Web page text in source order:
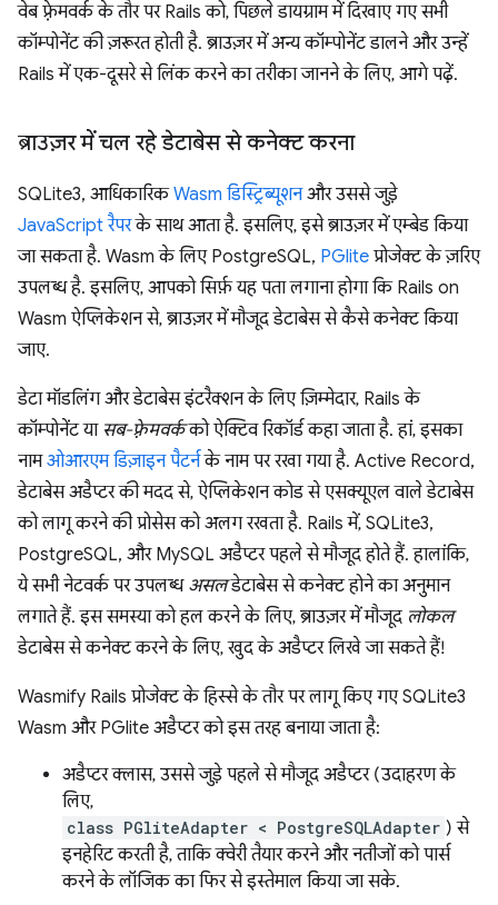
वेब फ़्रेमवर्क के तौर पर Rails को, पिछले डायग्राम में दिखाए गए सभी
कॉम्पोनेंट की ज़रूरत होती है. ब्राउज़र में अन्य कॉम्पोनेंट डालने और उन्हें
Rails में एक-दूसरे से लिंक करने का तरीका जानने के लिए, आगे पढ़ें.
ब्राउज़र में चल रहे डेटाबेस से कनेक्ट करना
SQLite3, आधिकारिकWasm डिस्ट्रिब्यूशनऔर उससे जुड़े
JavaScript रैपरके साथ आता है. इसलिए, इसे ब्राउज़र में एम्बेड किया
जा सकता है. Wasm के लिए PostgreSQL, PGlite प्रोजेक्ट के ज़रिए
उपलब्ध है. इसलिए, आपको सिर्फ़ यह पता लगाना होगा कि Rails on
Wasm ऐप्लिकेशन से, ब्राउज़र में मौजूद डेटाबेस से कैसे कनेक्ट किया
जाए.
डेटा मॉडलिंग और डेटाबेस इंटरैक्शन के लिए ज़िम्मेदार, Rails के
कॉम्पोनेंट या सब-फ़्रेमवर्कको ऐक्टिव रिकॉर्ड कहा जाता है. हां, इसका
नामओआरएम डिज़ाइन पैटर्नके नाम पर रखा गया है. Active Record,
डेटाबेस अडैप्टर की मदद से, ऐप्लिकेशन कोड से एसक्यूएल वाले डेटाबेस
को लागू करने की प्रोसेस को अलग रखता है. Rails में, SQLite3,
PostgreSQL, और MySQL अडैप्टर पहले से मौजूद होते हैं. हालांकि,
ये सभी नेटवर्क पर उपलब्ध असलडेटाबेस से कनेक्ट होने का अनुमान
लगाते हैं. इस समस्या को हल करने के लिए, ब्राउज़र में मौजूद लोकल
डेटाबेस से कनेक्ट करने के लिए, खुद के अडैप्टर लिखे जा सकते हैं!
Wasmify Rails प्रोजेक्ट के हिस्से के तौर पर लागू किए गए SQLite3
Wasm और PGlite अडैप्टर को इस तरह बनाया जाता है:
अडैप्टर क्लास, उससे जुड़े पहले से मौजूद अडैप्टर (उदाहरण के
लिए,
class PGliteAdapter < PostgreSQLAdapter ) से
इनहेरिट करती है, ताकि क्वेरी तैयार करने और नतीजों को पार्स
करने के लॉजिक का फिर से इस्तेमाल किया जा सके.